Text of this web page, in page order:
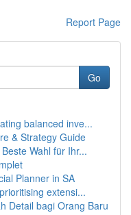
Report Page
Go
balanced inve...
& Strategy Guide
Wahl für Ihr...
Planner in SA
extensi...
Detail bagi Orang Baru